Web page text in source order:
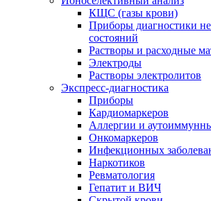
КЩС (газы крови)
Приборы диагностики
состояний
Растворы и расходные
Электроды
Растворы электролитов
Экспресс-диагностика
Приборы
Кардиомаркеров
Аллергии и
Онкомаркеров
Инфекционных
Наркотиков
Ревматология
Гепатит и ВИЧ